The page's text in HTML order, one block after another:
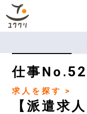
仕事No.
求人を探す >
【派遣求